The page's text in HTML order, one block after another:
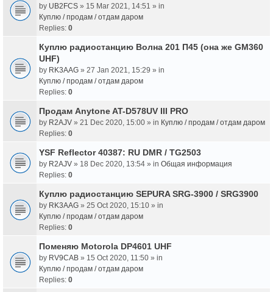
by UB2FCS » 15 Mar 2021, 14:51 » in
Куплю / продам / отдам даром
Replies: 0
Куплю радиостанцию Волна 201 П45 (она же GM360
UHF)
by RK3AAG » 27 Jan 2021, 15:29 » in
Куплю / продам / отдам даром
Replies: 0
Продам Anytone AT-D578UV III PRO
by R2AJV » 21 Dec 2020, 15:00 » in Куплю / продам / отдам даром
Replies: 0
YSF Reflector 40387: RU DMR / TG2503
by R2AJV » 18 Dec 2020, 13:54 » in Общая информация
Replies: 0
Куплю радиостанцию SEPURA SRG-3900 / SRG3900
by RK3AAG » 25 Oct 2020, 15:10 » in
Куплю / продам / отдам даром
Replies: 0
Поменяю Motorola DP4601 UHF
by RV9CAB » 15 Oct 2020, 11:50 » in
Куплю / продам / отдам даром
Replies: 0